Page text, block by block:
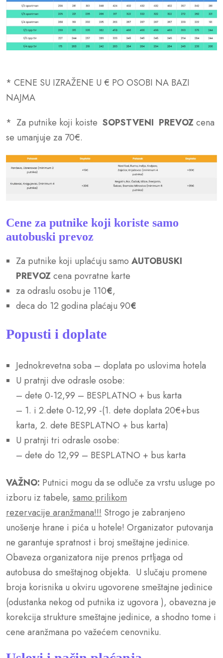
* CENE SU IZRAŽENE U € PO OSOBI NA BAZI
NAJMA
* Za putnike koji koiste SOPSTVENI PREVOZcena
se umanjuje za 70€.
Cene za putnike koji koriste samo
autobuski prevoz
Za putnike koji uplaćuju samo AUTOBUSKI
PREVOZcena povratne karte
za odraslu osobu je 110€,
deca do 12 godina plaćaju 90€
Popusti i doplate
Jednokrevetna soba – doplata po uslovima hotela
U pratnji dve odrasle osobe:
– dete 0-12,99 – BESPLATNO + bus karta
– 1. i 2.dete 0-12,99 -(1. dete doplata 20€+bus
karta, 2. dete BESPLATNO + bus karta)
U pratnji tri odrasle osobe:
– dete do 12,99 – BESPLATNO + bus karta
VAŽNO: Putnici mogu da se odluče za vrstu usluge po
izboru iz tabele, samo prilikom
rezervacijearanžmana!!! Strogo je zabranjeno
unošenje hrane i pića u hotele! Organizator putovanja
ne garantuje spratnost i broj smeštajne jedinice.
Obaveza organizatora nije prenos prtljaga od
autobusa do smeštajnog objekta. U slučaju promene
broja korisnika u okviru ugovorene smeštajne jedinice
(odustanka nekog od putnika iz ugovora ), obavezna je
korekcija strukture smeštajne jedinice, a shodno tome i
cene aranžmana po važećem cenovniku.